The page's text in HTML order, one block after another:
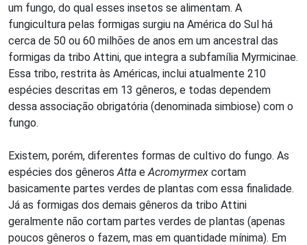
um fungo, do qual esses insetos se alimentam. A
fungicultura pelas formigas surgiu na América do Sul há
cerca de 50 ou 60 milhões de anos em um ancestral das
formigas da tribo Attini, que integra a subfamília Myrmicinae.
Essa tribo, restrita às Américas, inclui atualmente 210
espécies descritas em 13 gêneros, e todas dependem
dessa associação obrigatória (denominada simbiose) com o
fungo.
Existem, porém, diferentes formas de cultivo do fungo. As
espécies dos gênerosAtta eAcromyrmex cortam
basicamente partes verdes de plantas com essa finalidade.
Já as formigas dos demais gêneros da tribo Attini
geralmente não cortam partes verdes de plantas (apenas
poucos gêneros o fazem, mas em quantidade mínima). Em